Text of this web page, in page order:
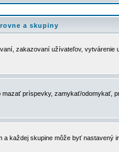
a skupiny
zakazovaní užívateľov,
príspevky, zamykať/
skupine môže byť nastavený